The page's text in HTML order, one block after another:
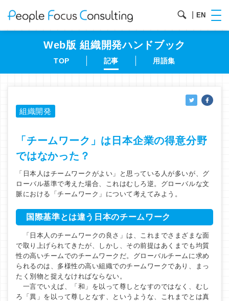
EN
Web版 組織開発ハンドブック
TOP 記事 用語集
組織開発
「チームワーク」は日本企業の得意分野
ではなかった？
「日本人はチームワークがよい」と思っている人が多いが、グ
ローバル基準で考えた場合、これはむしろ逆。グローバルな文
脈における「チームワーク」について考えてみよう。
国際基準とは違う日本のチームワーク
「日本人のチームワークの良さ」は、これまでさまざまな面
で取り上げられてきたが、しかし、その前提はあくまでも均質
性の高いチームでのチームワークだ。グローバルチームに求め
られるのは、多様性の高い組織でのチームワークであり、まっ
たく別物と捉えなければならない。
一言でいえば、「和」を以って尊しとなすのではなく、むし
ろ「異」を以って尊しとなす、というような、これまでとは真